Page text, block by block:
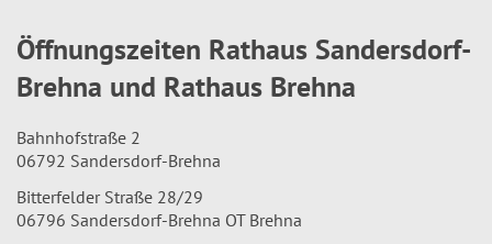
Öffnungszeiten Rathaus Sandersdorf-
Brehna und Rathaus Brehna
Bahnhofstraße 2
06792 Sandersdorf-Brehna
Bitterfelder Straße 28/29
06796 Sandersdorf-Brehna OT Brehna